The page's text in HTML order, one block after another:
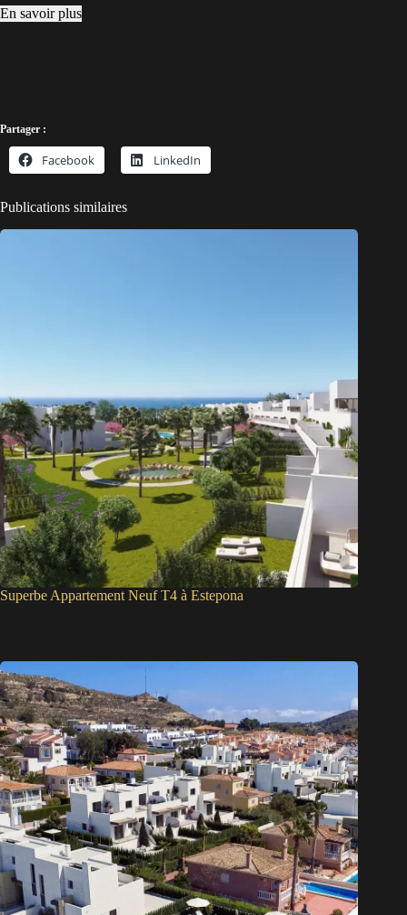
En savoir plus
Partager :
Facebook LinkedIn
Publications similaires
Superbe Appartement Neuf T4 à Estepona